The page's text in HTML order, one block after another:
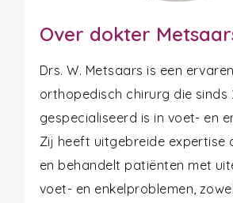
Over dokter
Drs. W. Metsaars is een ervaren
orthopedisch chirurg die sinds
gespecialiseerd is in voet- en
Zij heeft uitgebreide expertise
en behandelt patiënten met
voet- en enkelproblemen,